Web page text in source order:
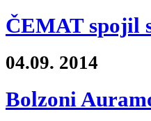
ČEMAT spojil
04.09. 2014
Bolzoni